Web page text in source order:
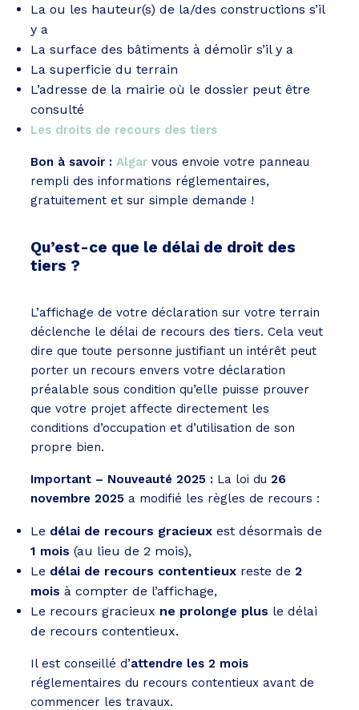
La ou les hauteur(s) de la/des constructions s’il
y a
La surface des bâtiments à démolir s’il y a
La superficie du terrain
L’adresse de la mairie où le dossier peut être
consulté
Les droits de recours des tiers
Bon à savoir : Algar vous envoie votre panneau
rempli des informations réglementaires,
gratuitement et sur simple demande !
Qu’est-ce que le délai de droit des
tiers ?
L’affichage de votre déclaration sur votre terrain
déclenche le délai de recours des tiers. Cela veut
dire que toute personne justifiant un intérêt peut
porter un recours envers votre déclaration
préalable sous condition qu’elle puisse prouver
que votre projet affecte directement les
conditions d’occupation et d’utilisation de son
propre bien.
Important – Nouveauté 2025 : La loi du 26
novembre 2025 a modifié les règles de recours :
Le délai de recours gracieux est désormais de
1 mois (au lieu de 2 mois),
Le délai de recours contentieux reste de 2
mois à compter de l’affichage,
Le recours gracieux ne prolonge plus le délai
de recours contentieux.
Il est conseillé d’attendre les 2 mois
réglementaires du recours contentieux avant de
commencer les travaux.